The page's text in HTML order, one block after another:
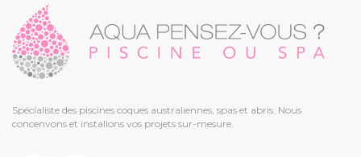
Spécialiste des piscines coques australiennes, spas et abris. Nous
concenvons et installons vos projets sur-mesure.